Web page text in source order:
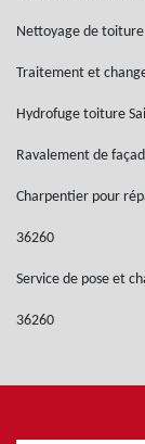
Nettoyage de
Traitement et
Hydrofuge toiture
Ravalement de
Charpentier pour
36260
Service de pose et
36260